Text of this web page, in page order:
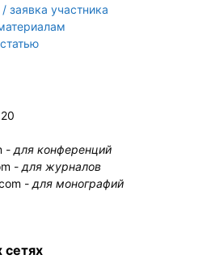
заявка участника
- для конференций
- для журналов
- для монографий